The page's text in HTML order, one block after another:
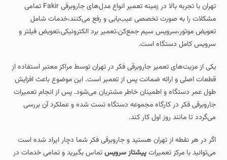
تهران با تجربه بالا در زمینه تعمیر انواع مدل‌های جاروبرقی Fakir تمامی
مشکلات را به‌ صورت تخصصی عیب‌یابی و رفع می‌کنند،خدمات شامل
تعویض موتور،سرویس سیم‌ جمع‌کن،تعمیر برد الکترونیکی،تعویض فیلتر و
سرویس کامل دستگاه است.
یکی از مزیت‌های تعمیر جاروبرقی فکر در تهران توسط مراکز معتبر استفاده از
قطعات اصلی و ارائه ضمانت پس از تعمیر است. این موضوع باعث افزایش
طول عمر دستگاه و اطمینان خاطر مشتریان می‌شود. پس از انجام تعمیرات
جاروبرقی فکر در کارگاه مجموعه دستگاه تست شده و عملکرد آن بررسی
می‌گردد تا مانند روز اول کار کند.
اگر در هر نقطه از تهران هستید و جاروبرقی فکر شما دچار ایراد شده است
می‌توانید با مرکز تعمیراتپیشتاز سرویستماس بگیرید و تمامی خدمات در